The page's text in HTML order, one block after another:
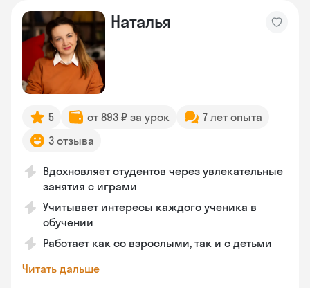
Наталья
5 от 893 ₽ за урок
7 лет опыта
3 отзыва
Вдохновляет студентов через увлекательные
занятия с играми
Учитывает интересы каждого ученика в
обучении
Работает как со взрослыми, так и с детьми
Читать дальше